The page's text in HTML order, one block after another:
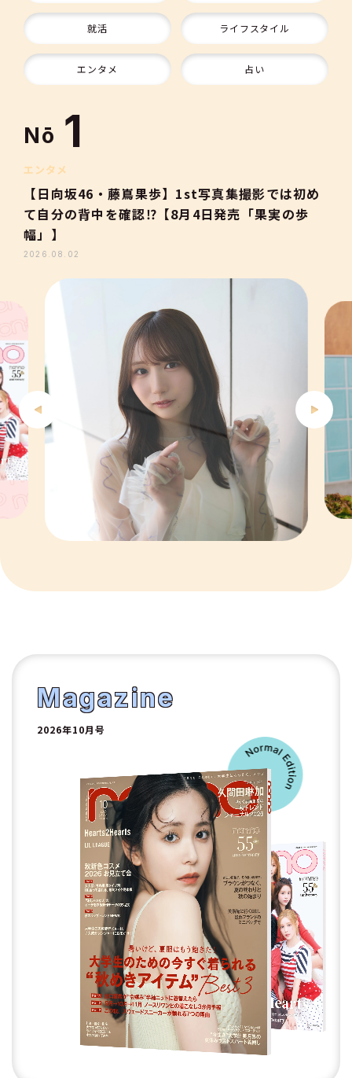
就活 ライフスタイル
エンタメ 占い
Nō
9
10
1
2
3
4
5
7
9
10
2
エンタメ
【日向坂46・藤嶌果歩】1st写真集撮影では初め
て自分の背中を確認⁉【8月4日発売「果実の歩
幅」】
2026.08.02
Magazine
2026年10月号